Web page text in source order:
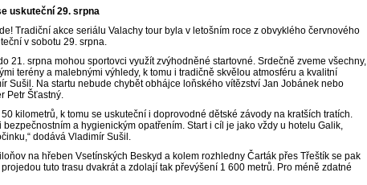
uskuteční 29. srpna
Tradiční akce seriálu Valachy tour byla v letošním roce z obvyklého červnového
v sobotu 29. srpna.
21. srpna mohou sportovci využít zvýhodněné startovné. Srdečně zveme všechny,
terény a malebnými výhledy, k tomu i tradičně skvělou atmosféru a kvalitní
Sušil. Na startu nebude chybět obhájce loňského vítězství Jan Jobánek nebo
Petr Šťastný.
kilometrů, k tomu se uskuteční i doprovodné dětské závody na kratších tratích.
a hygienickým opatřením. Start i cíl je jako vždy u hotelu Galik,
dodává Vladimír Sušil.
na hřeben Vsetínských Beskyd a kolem rozhledny Čarták přes Třeštík se pak
tuto trasu dvakrát a zdolají tak převýšení 1 600 metrů. Pro méně zdatné